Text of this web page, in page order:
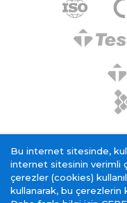
Tescom Elektronik
Çerez
Bu internet sitesinde,
internet sitesinin verimli
çerezler (cookies)
kullanarak, bu çerezlerin